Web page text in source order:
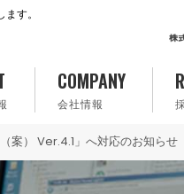
す。
COMPANY
会社情報
案） Ver.4.1」へ対応のお知らせ